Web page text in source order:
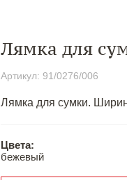
Лямка для
Артикул: 91/0276/006
Лямка для сумки.
Цвета:
бежевый